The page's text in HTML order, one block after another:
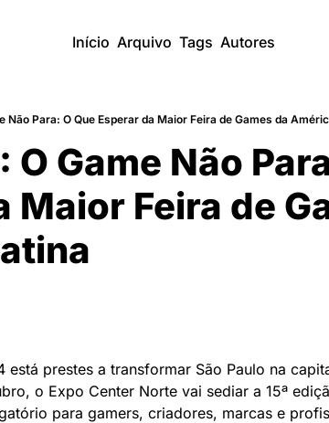
Início Arquivo Tags Autores
Não Para: O Que Esperar da Maior Feira de Games da
O Game Não
Maior Feira de
está prestes a transformar São Paulo na
o Expo Center Norte vai sediar a 15ª
para gamers, criadores, marcas e